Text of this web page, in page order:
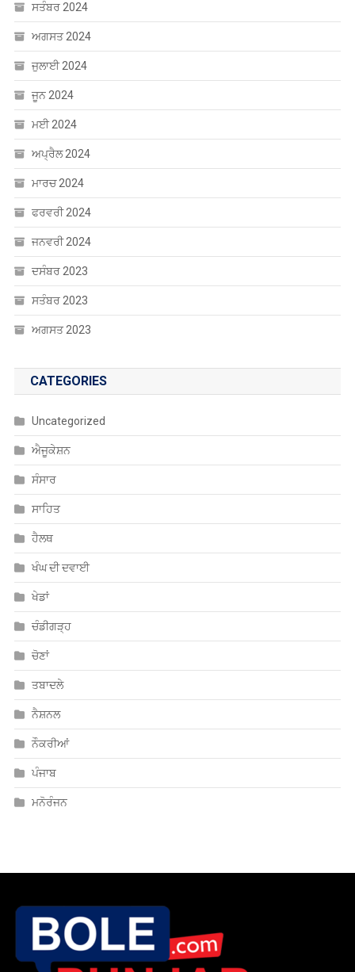
ਜੁਲਾਈ 2024
ਜੂਨ 2024
ਮਈ 2024
ਅਪ੍ਰੈਲ 2024
ਮਾਰਚ 2024
ਫਰਵਰੀ 2024
ਜਨਵਰੀ 2024
ਦਸੰਬਰ 2023
ਸਤੰਬਰ 2023
ਅਗਸਤ 2023
CATEGORIES
ਐਜੂਕੇਸ਼ਨ
ਸੰਸਾਰ
ਸਾਹਿਤ
ਹੈਲਥ
ਖੰਘ ਦੀ ਦਵਾਈ
ਖੇਡਾਂ
ਚੰਡੀਗੜ੍ਹ
ਚੋਣਾਂ
ਤਬਾਦਲੇ
ਨੈਸ਼ਨਲ
ਨੌਕਰੀਆਂ
ਪੰਜਾਬ
ਮਨੋਰੰਜਨ